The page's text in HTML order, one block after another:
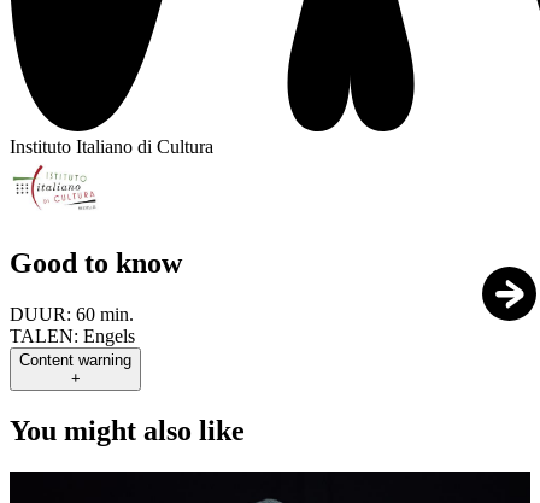
Instituto Italiano di Cultura
Good to know
DUUR: 60 min.
TALEN: Engels
Content warning
+
You might also like